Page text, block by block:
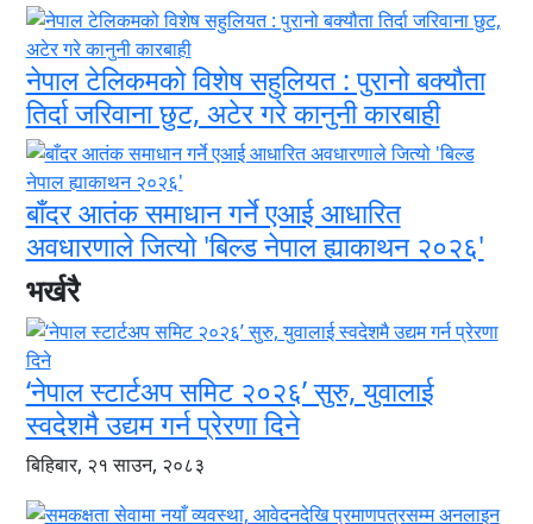
नेपाल टेलिकमको विशेष सहुलियत : पुरानो बक्यौता
तिर्दा जरिवाना छुट, अटेर गरे कानुनी कारबाही
बाँदर आतंक समाधान गर्ने एआई आधारित
अवधारणाले जित्यो 'बिल्ड नेपाल ह्याकाथन २०२६'
भर्खरै
‘नेपाल स्टार्टअप समिट २०२६’ सुरु, युवालाई
स्वदेशमै उद्यम गर्न प्रेरणा दिने
बिहिबार, २१ साउन, २०८३